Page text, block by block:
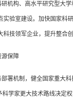
机构、高水平研究型大
实验室建设。加快国家科
科技领军企业，提升整合
保障
署机制，健全国家重大
科学家更大技术路线决定